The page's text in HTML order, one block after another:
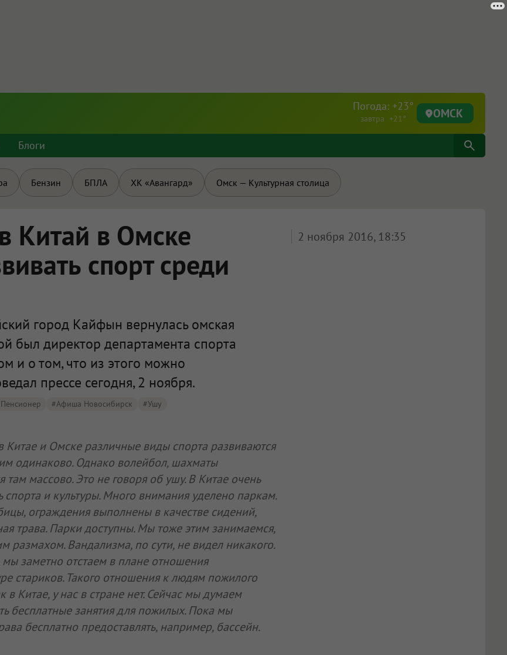
Погода: +23°
завтра +21° ОМСК
Блоги
Бензин БПЛА ХК «Авангард» Омск — Культурная столица
Китай в Омске
спорт среди
город Кайфын вернулась омская
был директор департамента спорта
и о том, что из этого можно
прессе сегодня, 2 ноября.
#Афиша Новосибирск #ушу
2 ноября 2016, 18:35
Китае и Омске различные виды спорта развиваются
одинаково. Однако волейбол, шахматы
там массово. Это не говоря об ушу. В Китае очень
спорта и культуры. Много внимания уделено паркам.
ограждения выполнены в качестве сидений,
трава. Парки доступны. Мы тоже этим занимаемся,
размахом. Вандализма, по сути, не видел никакого.
мы заметно отстаем в плане отношения
стариков. Такого отношения к людям пожилого
в Китае, у нас в стране нет. Сейчас мы думаем
бесплатные занятия для пожилых. Пока мы
бесплатно предоставлять, например, бассейн.